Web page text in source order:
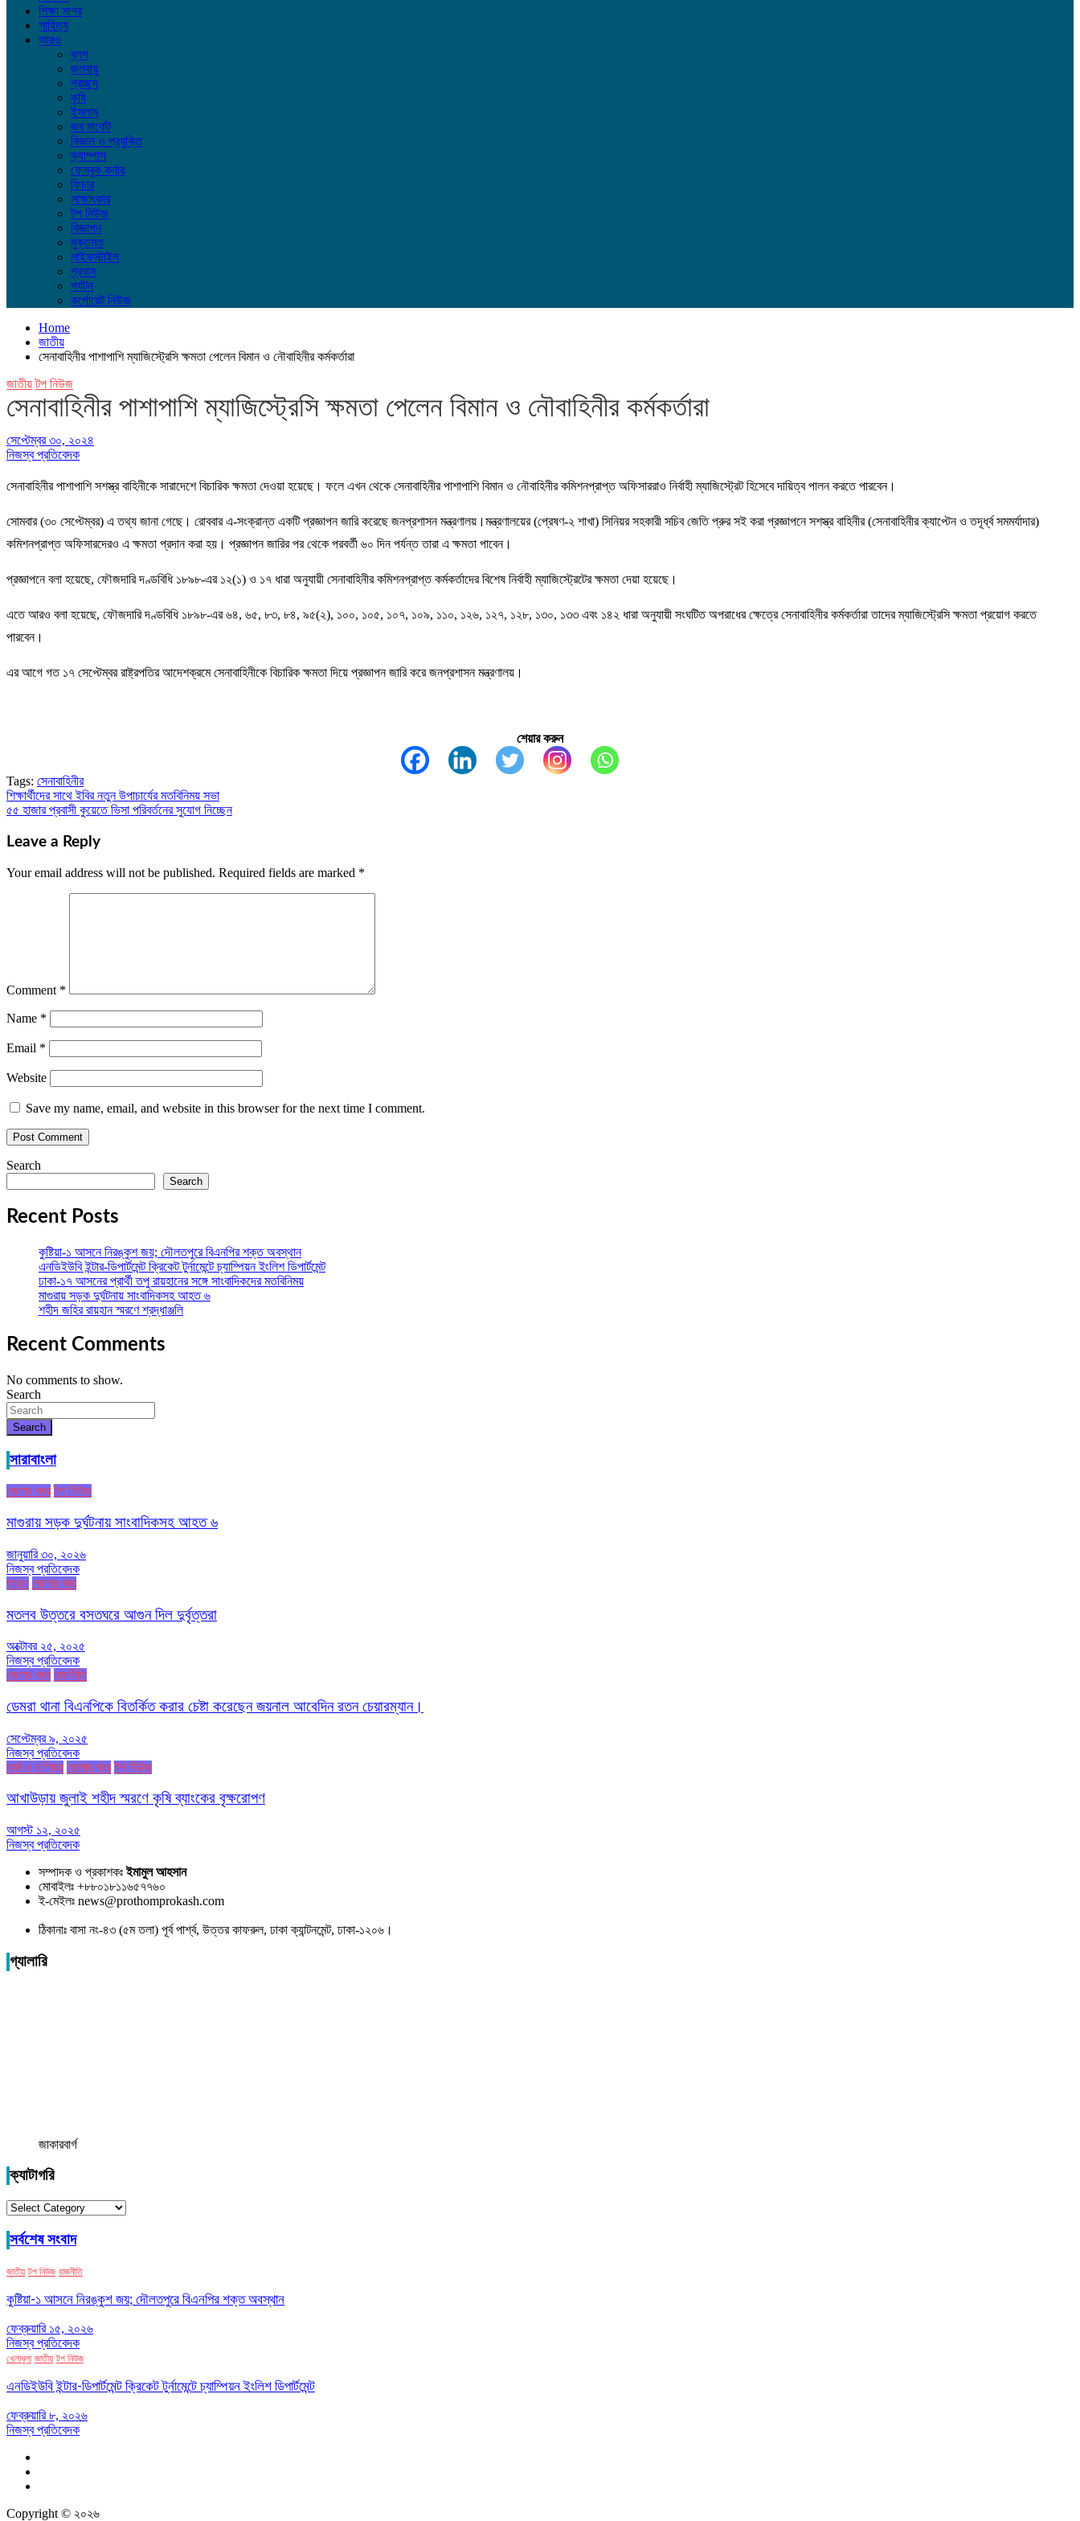
শিক্ষা সাগর
সাহিত্য
আরও
ব্লগ
জলবায়ু
প্রচ্ছদ
কৃষি
ইসলাম
জব মার্কেট
বিজ্ঞান ও প্রযুক্তি
ক্যাম্পাস
ফেসবুক কর্নার
ফিচার
সাক্ষাৎকার
টপ নিউজ
বিজ্ঞাপন
মুক্তমত
লাইফস্টাইল
প্রবাস
পর্যটন
কর্পোরেট নিউজ
Home
জাতীয়
সেনাবাহিনীর পাশাপাশি ম্যাজিস্ট্রেসি ক্ষমতা পেলেন বিমান ও নৌবাহিনীর কর্মকর্তারা
জাতীয় টপ নিউজ
সেনাবাহিনীর পাশাপাশি ম্যাজিস্ট্রেসি ক্ষমতা পেলেন বিমান ও নৌবাহিনীর কর্মকর্তারা
সেপ্টেম্বর ৩০, ২০২৪
নিজস্ব প্রতিবেদক
সেনাবাহিনীর পাশাপাশি সশস্ত্র বাহিনীকে সারাদেশে বিচারিক ক্ষমতা দেওয়া হয়েছে। ফলে এখন থেকে সেনাবাহিনীর পাশাপাশি বিমান ও নৌবাহিনীর কমিশনপ্রাপ্ত অফিসাররাও নির্বাহী ম্যাজিস্ট্রেট হিসেবে দায়িত্ব পালন করতে পারবেন।
সোমবার (৩০ সেপ্টেম্বর) এ তথ্য জানা গেছে। রোববার এ-সংক্রান্ত একটি প্রজ্ঞাপন জারি করেছে জনপ্রশাসন মন্ত্রণালয়।মন্ত্রণালয়ের (প্রেষণ-২ শাখা) সিনিয়র সহকারী সচিব জেতি প্রুর সই করা প্রজ্ঞাপনে সশস্ত্র বাহিনীর (সেনাবাহিনীর ক্যাপ্টেন ও তদূর্ধ্ব সমমর্যাদার)
কমিশনপ্রাপ্ত অফিসারদেরও এ ক্ষমতা প্রদান করা হয়। প্রজ্ঞাপন জারির পর থেকে পরবর্তী ৬০ দিন পর্যন্ত তারা এ ক্ষমতা পাবেন।
প্রজ্ঞাপনে বলা হয়েছে, ফৌজদারি দণ্ডবিধি ১৮৯৮-এর ১২(১) ও ১৭ ধারা অনুযায়ী সেনাবাহিনীর কমিশনপ্রাপ্ত কর্মকর্তাদের বিশেষ নির্বাহী ম্যাজিস্ট্রেটের ক্ষমতা দেয়া হয়েছে।
এতে আরও বলা হয়েছে, ফৌজদারি দণ্ডবিধি ১৮৯৮-এর ৬৪, ৬৫, ৮৩, ৮৪, ৯৫(২), ১০০, ১০৫, ১০৭, ১০৯, ১১০, ১২৬, ১২৭, ১২৮, ১৩০, ১৩৩ এবং ১৪২ ধারা অনুযায়ী সংঘটিত অপরাধের ক্ষেত্রে সেনাবাহিনীর কর্মকর্তারা তাদের ম্যাজিস্ট্রেসি ক্ষমতা প্রয়োগ করতে
পারবেন।
এর আগে গত ১৭ সেপ্টেম্বর রাষ্ট্রপতির আদেশক্রমে সেনাবাহিনীকে বিচারিক ক্ষমতা দিয়ে প্রজ্ঞাপন জারি করে জনপ্রশাসন মন্ত্রণালয়।
শেয়ার করুন
Tags: সেনাবাহিনীর
Post
navigation
শিক্ষার্থীদের সাথে ইবির নতুন উপাচার্যের মতবিনিময় সভা
৫৫ হাজার প্রবাসী কুয়েতে ভিসা পরিবর্তনের সুযোগ নিচ্ছেন
Leave a Reply
Your email address will not be published. Required fields are marked *
Comment *
Name *
Email *
Website
Save my name, email, and website in this browser for the next time I comment.
Search
Search
Recent Posts
কুষ্টিয়া-১ আসনে নিরঙ্কুশ জয়; দৌলতপুরে বিএনপির শক্ত অবস্থান
এনডিইউবি ইন্টার-ডিপার্টমেন্ট ক্রিকেট টুর্নামেন্টে চ্যাম্পিয়ন ইংলিশ ডিপার্টমেন্ট
ঢাকা-১৭ আসনের প্রার্থী তপু রায়হানের সঙ্গে সাংবাদিকদের মতবিনিময়
মাগুরায় সড়ক দুর্ঘটনায় সাংবাদিকসহ আহত ৬
শহীদ জহির রায়হান স্মরণে শ্রদ্ধাঞ্জলি
Recent Comments
No comments to show.
Search
Search
সারাবাংলা
জেলার খবর টপ নিউজ
মাগুরায় সড়ক দুর্ঘটনায় সাংবাদিকসহ আহত ৬
জানুয়ারি ৩০, ২০২৬
নিজস্ব প্রতিবেদক
আরও জেলার খবর
মতলব উত্তরে বসতঘরে আগুন দিল দুর্বৃত্তরা
অক্টোবর ২৫, ২০২৫
নিজস্ব প্রতিবেদক
জেলার খবর রাজনীতি
ডেমরা থানা বিএনপিকে বিতর্কিত করার চেষ্টা করেছেন জয়নাল আবেদিন রতন চেয়ারম্যান।
সেপ্টেম্বর ৯, ২০২৫
নিজস্ব প্রতিবেদক
অর্থ ও বাণিজ্য জেলার খবর টপ নিউজ
আখাউড়ায় জুলাই শহীদ স্মরণে কৃষি ব্যাংকের বৃক্ষরোপণ
আগস্ট ১২, ২০২৫
নিজস্ব প্রতিবেদক
সম্পাদক ও প্রকাশকঃইমামুল আহসান
মোবাইলঃ +৮৮০১৮১১৬৫৭৭৬০
ই-মেইলঃ news@prothomprokash.com
ঠিকানাঃ বাসা নং-৪৩ (৫ম তলা) পূর্ব পার্শ্ব, উত্তর কাফরুল, ঢাকা ক্যান্টনমেন্ট, ঢাকা-১২০৬।
গ্যালারি
জাকারবার্গ
ক্যাটাগরি
ক্যাটাগরি
সর্বশেষ সংবাদ
জাতীয় টপ নিউজ রাজনীতি
কুষ্টিয়া-১ আসনে নিরঙ্কুশ জয়; দৌলতপুরে বিএনপির শক্ত অবস্থান
ফেব্রুয়ারি ১৫, ২০২৬
নিজস্ব প্রতিবেদক
খেলাধুলা জাতীয় টপ নিউজ
এনডিইউবি ইন্টার-ডিপার্টমেন্ট ক্রিকেট টুর্নামেন্টে চ্যাম্পিয়ন ইংলিশ ডিপার্টমেন্ট
ফেব্রুয়ারি ৮, ২০২৬
নিজস্ব প্রতিবেদক
Copyright © ২০২৬